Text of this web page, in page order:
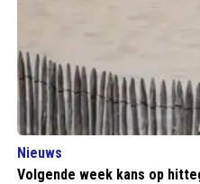
Nieuws
Volgende week kans op